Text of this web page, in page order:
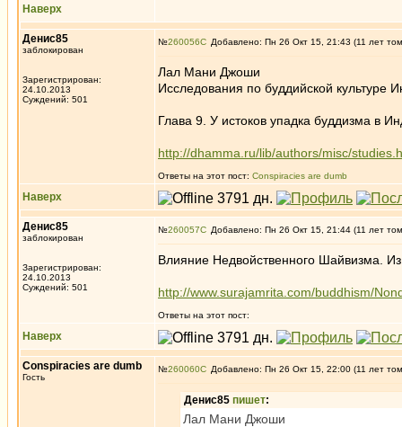
Наверх
Денис85
заблокирован
Зарегистрирован:
24.10.2013
Суждений: 501
№260056 Добавлено: Пн 26 Окт 15, 21:43 (11 лет
Лал Мани Джоши
Исследования по буддийской культуре
Глава 9. У истоков упадка буддизма в
http://dhamma.ru/lib/authors/misc/
Ответы на этот пост: Conspiracies are dumb
Наверх
Денис85
заблокирован
Зарегистрирован:
24.10.2013
Суждений: 501
№260057 Добавлено: Пн 26 Окт 15, 21:44 (11 лет
Влияние Недвойственного Шайвизма.
http://www.surajamrita.com/buddhism/
Ответы на этот пост:
Наверх
Conspiracies are dumb
Гость
№260060 Добавлено: Пн 26 Окт 15, 22:00 (11 лет
Денис85 пишет:
Лал Мани Джоши